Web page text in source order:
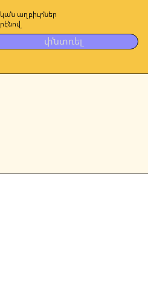
աղբիւրներ
փնտռել